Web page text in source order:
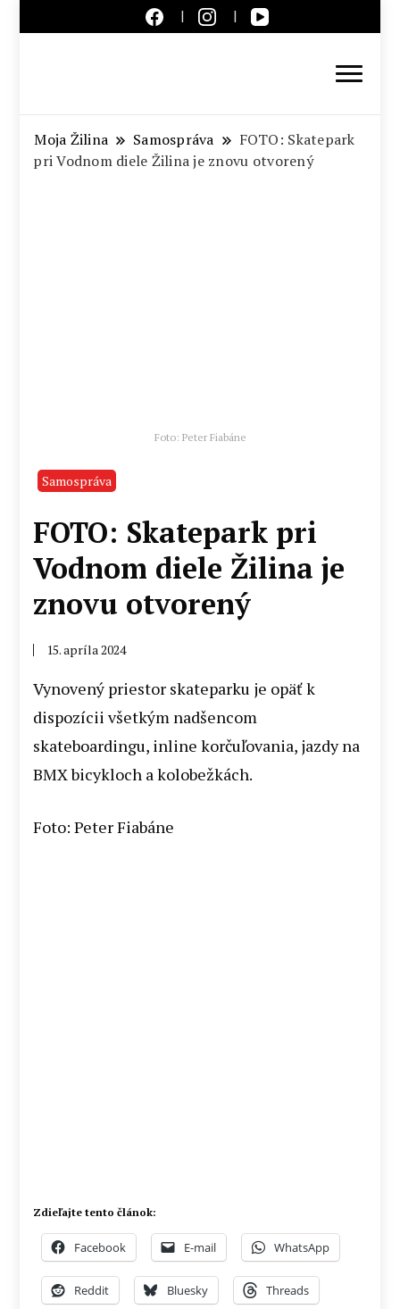
Slovensko
Moja Žilina Samospráva
FOTO: Skatepark
pri Vodnom diele Žilina je znovu otvorený
Foto: Peter Fiabáne
Samospráva
FOTO: Skatepark pri
Vodnom diele Žilina je
znovu otvorený
15. apríla 2024
Vynovený priestor skateparku je opäť k
dispozícii všetkým nadšencom
skateboardingu, inline korčuľovania, jazdy na
BMX bicykloch a kolobežkách.
Foto: Peter Fiabáne
Zdieľajte tento článok:
Facebook E-mail WhatsApp
Reddit Bluesky Threads